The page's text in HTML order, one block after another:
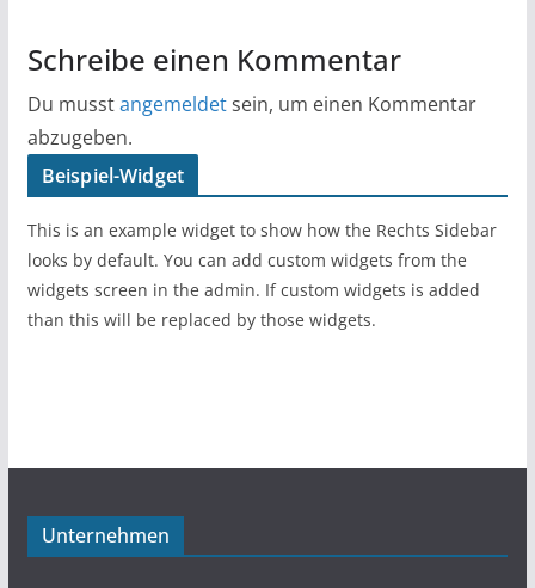
Schreibe einen Kommentar
Du musstangemeldetsein, um einen Kommentar
abzugeben.
Beispiel-Widget
This is an example widget to show how the Rechts Sidebar
looks by default. You can add custom widgets from the
widgets screen in the admin. If custom widgets is added
than this will be replaced by those widgets.
Unternehmen